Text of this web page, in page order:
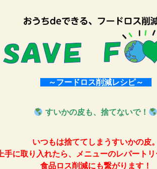
～フードロス削減レシピ～
すいかの皮も、捨てないで！
いつもは捨ててしまうすいかの皮。
上手に取り入れたら、メニューのレパートリ
食品ロス削減にも繋がります！